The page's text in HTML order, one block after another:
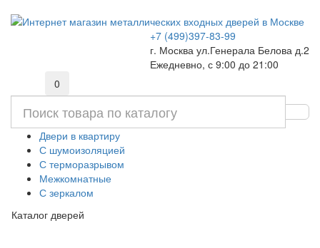
+7 (499)397-83-99
г. Москва ул.Генерала Белова д.2
Ежедневно, с 9:00 до 21:00
0
Двери в квартиру
С шумоизоляцией
С терморазрывом
Межкомнатные
С зеркалом
Каталог дверей